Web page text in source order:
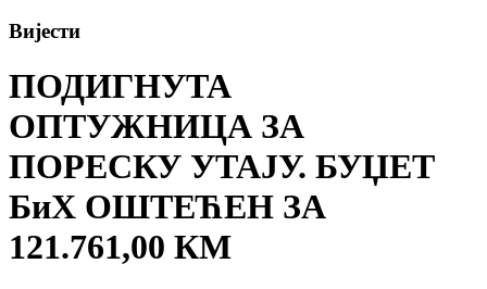
Вијести
ПОДИГНУТА
ОПТУЖНИЦА ЗА
ПОРЕСКУ УТАЈУ. БУЏЕТ
БиХ ОШТЕЋЕН ЗА
121.761,00 КМ